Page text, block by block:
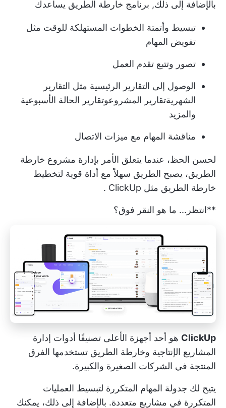
بالإضافة إلى ذلك, برنامج خارطة الطريق يساعدك
تبسيط وأتمتة الخطوات المستهلكة للوقت مثل
تفويض المهام
تصور وتتبع تقدم العمل
الوصول إلى التقارير الرئيسية مثل التقارير
الشهريةتقارير المشروعوتقارير الحالة الأسبوعية
والمزيد
مناقشة المهام مع ميزات الاتصال
لحسن الحظ، عندما يتعلق الأمر بإدارة مشروع خارطة
الطريق، يصبح الطريق سهلاً مع أداة قوية لتخطيط
خارطة الطريق مثل ClickUp
.
**انتظر... ما هو النقر فوق؟
ClickUp هو أحد أجهزة الأعلى تصنيفًا أدوات إدارة
المشاريع الإنتاجية وخارطة الطريق تستخدمها الفرق
المنتجة في الشركات الصغيرة والكبيرة.
يتيح لك جدولة المهام المتكررة لتبسيط العمليات
المتكررة في مشاريع متعددة. بالإضافة إلى ذلك، يمكنك